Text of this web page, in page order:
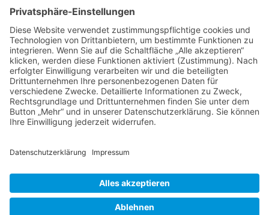
E-Mail
Diese E-Mail-Adresse ist vor Spambots geschützt! Zur Anzeige
muss JavaScript eingeschaltet sein!
Diese E-Mail-Adresse ist vor Spambots geschützt! Zur Anzeige
muss JavaScript eingeschaltet sein!
Telefon Service-Team
Tel: 0261-1349 5200
Tel: 0172-546 19 20
Datenschutzerklärung
Der Gesundheitsverband für Tiertherapeuten